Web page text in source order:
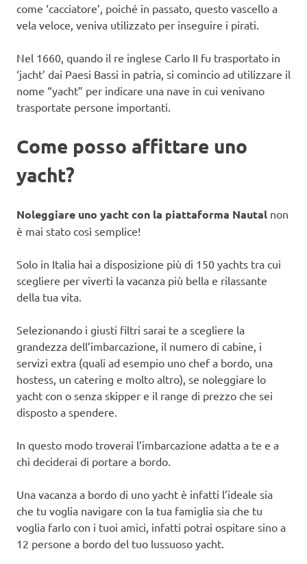
come ‘cacciatore’, poiché in passato, questo vascello a
vela veloce, veniva utilizzato per inseguire i pirati.
Nel 1660, quando il re inglese Carlo II fu trasportato in
‘jacht’ dai Paesi Bassi in patria, si comincio ad utilizzare il
nome “yacht” per indicare una nave in cui venivano
trasportate persone importanti.
Come posso affittare uno
yacht?
Noleggiare uno yacht con la piattaforma Nautal non
è mai stato così semplice!
Solo in Italia hai a disposizione più di 150 yachts tra cui
scegliere per viverti la vacanza più bella e rilassante
della tua vita.
Selezionando i giusti filtri sarai te a scegliere la
grandezza dell’imbarcazione, il numero di cabine, i
servizi extra (quali ad esempio uno chef a bordo, una
hostess, un catering e molto altro), se noleggiare lo
yacht con o senza skipper e il range di prezzo che sei
disposto a spendere.
In questo modo troverai l’imbarcazione adatta a te e a
chi deciderai di portare a bordo.
Una vacanza a bordo di uno yacht è infatti l’ideale sia
che tu voglia navigare con la tua famiglia sia che tu
voglia farlo con i tuoi amici, infatti potrai ospitare sino a
12 persone a bordo del tuo lussuoso yacht.